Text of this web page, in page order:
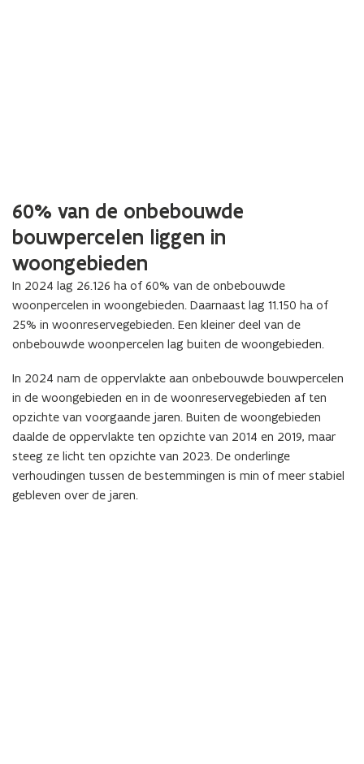
60% van de onbebouwde
bouwpercelen liggen in
woongebieden
In 2024 lag 26.126 ha of 60% van de onbebouwde
woonpercelen in woongebieden. Daarnaast lag 11.150 ha of
25% in woonreservegebieden. Een kleiner deel van de
onbebouwde woonpercelen lag buiten de woongebieden.
In 2024 nam de oppervlakte aan onbebouwde bouwpercelen
in de woongebieden en in de woonreservegebieden af ten
opzichte van voorgaande jaren. Buiten de woongebieden
daalde de oppervlakte ten opzichte van 2014 en 2019, maar
steeg ze licht ten opzichte van 2023. De onderlinge
verhoudingen tussen de bestemmingen is min of meer stabiel
gebleven over de jaren.